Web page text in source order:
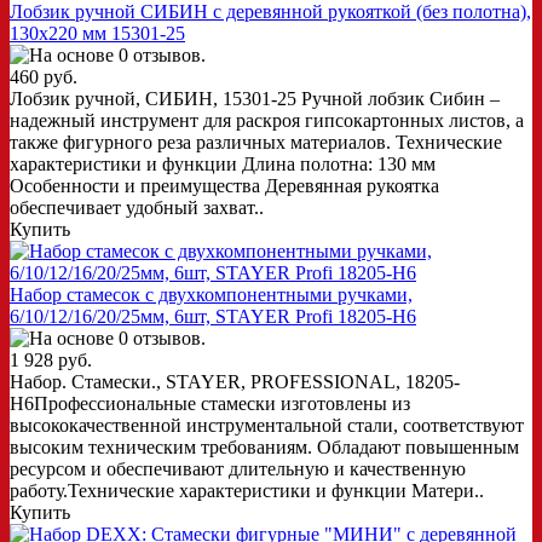
Лобзик ручной СИБИН с деревянной рукояткой (без полотна),
130x220 мм 15301-25
460 руб.
Лобзик ручной, СИБИН, 15301-25 Ручной лобзик Сибин –
надежный инструмент для раскроя гипсокартонных листов, а
также фигурного реза различных материалов. Технические
характеристики и функции Длина полотна: 130 мм
Особенности и преимущества Деревянная рукоятка
обеспечивает удобный захват..
Купить
Набор cтамесок с двухкомпонентными ручками,
6/10/12/16/20/25мм, 6шт, STAYER Profi 18205-H6
1 928 руб.
Набор. Стамески., STAYER, PROFESSIONAL, 18205-
H6Профессиональные стамески изготовлены из
высококачественной инструментальной стали, соответствуют
высоким техническим требованиям. Обладают повышенным
ресурсом и обеспечивают длительную и качественную
работу.Технические характеристики и функции Матери..
Купить